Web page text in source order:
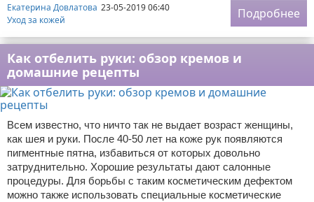
Екатерина Довлатова 23-05-2019 06:40
Уход за кожей
Подробнее
Как отбелить руки: обзор кремов и
домашние рецепты
Всем известно, что ничто так не выдает возраст женщины,
как шея и руки. После 40-50 лет на коже рук появляются
пигментные пятна, избавиться от которых довольно
затруднительно. Хорошие результаты дают салонные
процедуры. Для борьбы с таким косметическим дефектом
можно также использовать специальные косметические